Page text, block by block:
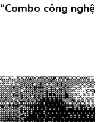
công nghệ